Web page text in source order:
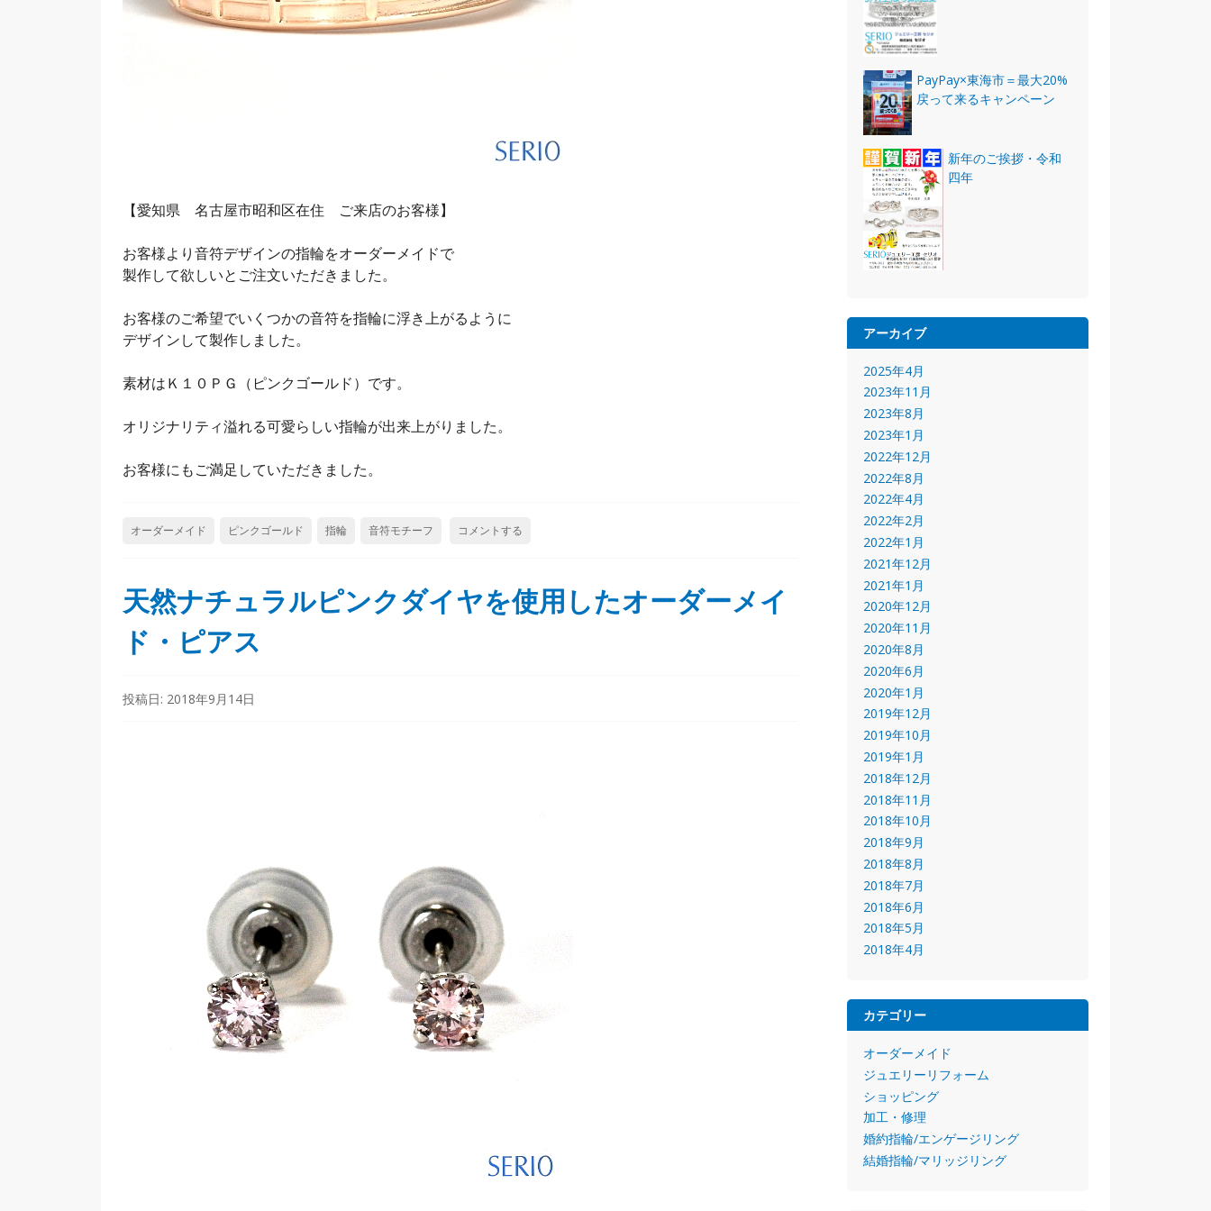
【愛知県 名古屋市昭和区在住 ご来店のお客様】
お客様より音符デザインの指輪をオーダーメイドで
製作して欲しいとご注文いただきました。
お客様のご希望でいくつかの音符を指輪に浮き上がるように
デザインして製作しました。
素材はＫ１０ＰＧ（ピンクゴールド）です。
オリジナリティ溢れる可愛らしい指輪が出来上がりました。
お客様にもご満足していただきました。
オーダーメイド ピンクゴールド 指輪 音符モチーフ コメントする
天然ナチュラルピンクダイヤを使用したオーダーメイ
ド・ピアス
投稿日: 2018年9月14日
PayPay×東海市＝最大20%
戻って来るキャンペーン
新年のご挨拶・令和
四年
アーカイブ
2025年4月
2023年11月
2023年8月
2023年1月
2022年12月
2022年8月
2022年4月
2022年2月
2022年1月
2021年12月
2021年1月
2020年12月
2020年11月
2020年8月
2020年6月
2020年1月
2019年12月
2019年10月
2019年1月
2018年12月
2018年11月
2018年10月
2018年9月
2018年8月
2018年7月
2018年6月
2018年5月
2018年4月
カテゴリー
オーダーメイド
ジュエリーリフォーム
ショッピング
加工・修理
婚約指輪/エンゲージリング
結婚指輪/マリッジリング